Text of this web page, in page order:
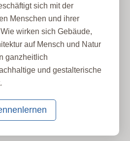
sich mit der
Menschen und ihrer
wirken sich Gebäude,
auf Mensch und Natur
ganzheitlich
und gestalterische